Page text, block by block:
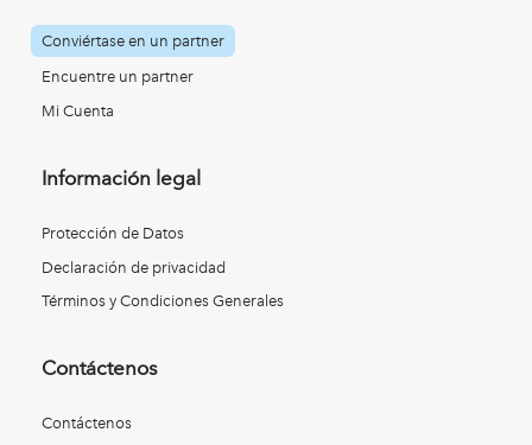
Conviértase en un partner
Encuentre un partner
Mi Cuenta
Información legal
Protección de Datos
Declaración de privacidad
Términos y Condiciones Generales
Contáctenos
Contáctenos